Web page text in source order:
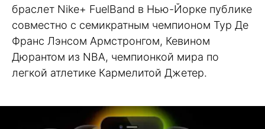
браслет Nike+ FuelBand в Нью-Йорке публике
совместно с семикратным чемпионом Тур Де
Франс Лэнсом Армстронгом, Кевином
Дюрантом из NBA, чемпионкой мира по
легкой атлетике Кармелитой Джетер.